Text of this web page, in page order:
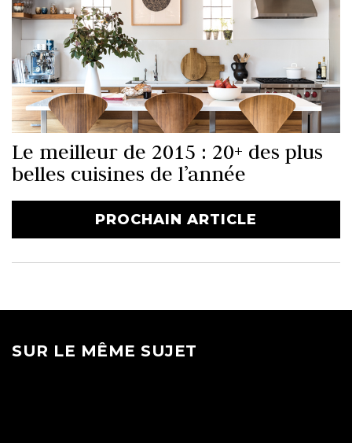
Le meilleur de 2015 : 20+ des plus
belles cuisines de l’année
PROCHAIN ARTICLE
SUR LE MÊME SUJET